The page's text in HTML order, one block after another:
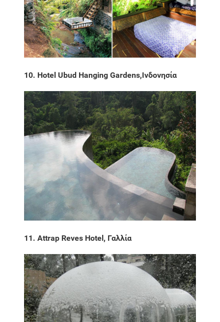
10. Hotel Ubud Hanging Gardens,Ινδονησία
11. Attrap Reves Hotel, Γαλλία